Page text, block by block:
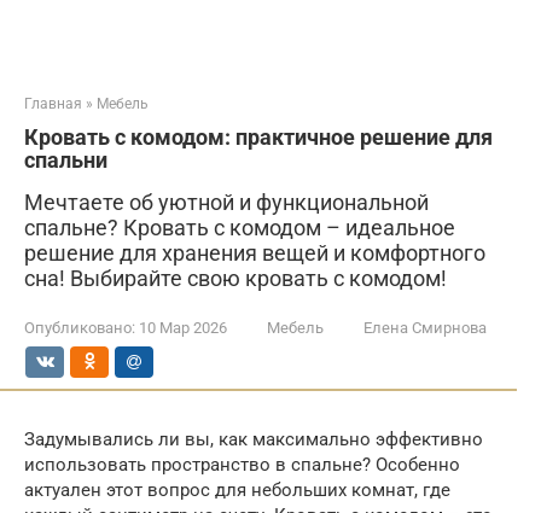
Главная » Мебель
Кровать с комодом: практичное решение для
спальни
Мечтаете об уютной и функциональной
спальне? Кровать с комодом – идеальное
решение для хранения вещей и комфортного
сна! Выбирайте свою кровать с комодом!
Опубликовано: 10 Мар 2026 Мебель Елена Смирнова
Задумывались ли вы, как максимально эффективно
использовать пространство в спальне? Особенно
актуален этот вопрос для небольших комнат, где